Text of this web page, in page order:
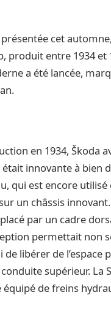
cet
entre 1934 et
a été lancée,
en 1934, Škoda
innovante à bien
qui est encore
un châssis
par un cadre
permettait non
libérer de l’espace
supérieur. La
de freins